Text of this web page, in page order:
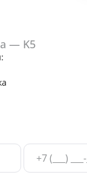
— K5